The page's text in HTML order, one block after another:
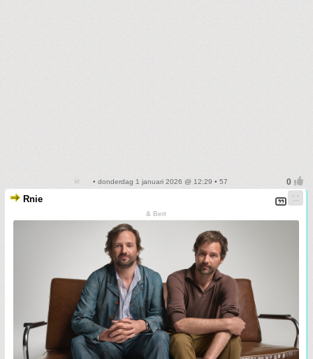
• donderdag 1 januari 2026 @ 12:29 • 57
Rnie
& Bert